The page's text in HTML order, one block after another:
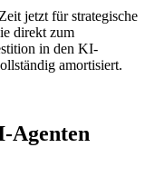
jetzt für strategische
direkt zum
in den KI-
amortisiert.
Agenten